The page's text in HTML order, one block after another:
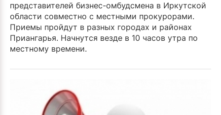
представителей бизнес-омбудсмена в Иркутской
области совместно с местными прокурорами.
Приемы пройдут в разных городах и районах
Приангарья. Начнутся везде в 10 часов утра по
местному времени.